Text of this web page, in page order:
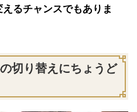
るチャンスでもありま
切り替えにちょうど